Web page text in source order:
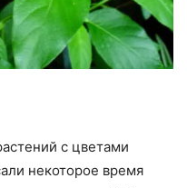
с цветами
некоторое время